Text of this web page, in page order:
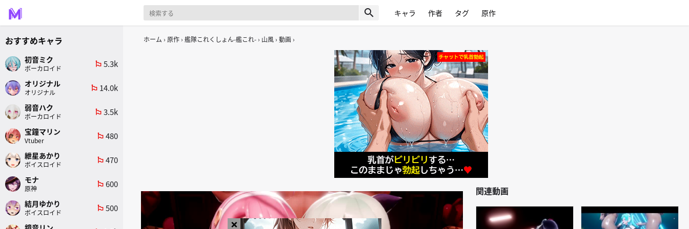
search キャラ 作者 タグ 原作
ホーム 原作 艦隊これくしょん-艦これ- 山風 動画
×
関連動画
おすすめキャラ
初音ミク
ボーカロイド
emoji_flags 5.3k
オリジナル
オリジナル
emoji_flags 14.0k
弱音ハク
ボーカロイド
emoji_flags 3.5k
宝鐘マリン
Vtuber
emoji_flags 480
紲星あかり
ボイスロイド
emoji_flags 470
モナ
原神
emoji_flags 600
結月ゆかり
ボイスロイド
emoji_flags 500